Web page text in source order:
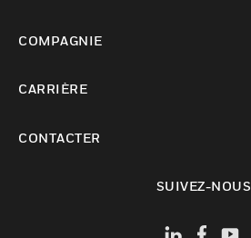
COMPAGNIE
CARRIÈRE
CONTACTER
SUIVEZ-NOUS